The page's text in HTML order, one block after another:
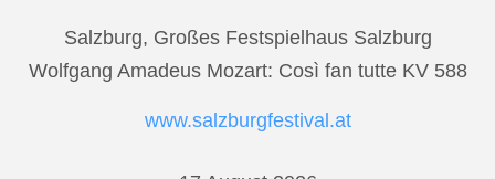
Salzburg, Großes Festspielhaus Salzburg
Wolfgang Amadeus Mozart: Così fan tutte KV 588
www.salzburgfestival.at